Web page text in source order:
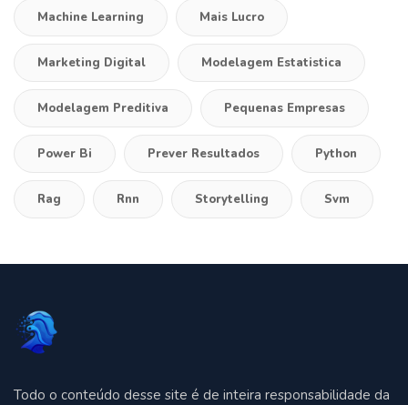
Machine Learning Mais Lucro
Marketing Digital Modelagem Estatistica
Modelagem Preditiva Pequenas Empresas
Power Bi Prever Resultados Python
Rag Rnn Storytelling Svm
Todo o conteúdo desse site é de inteira responsabilidade da